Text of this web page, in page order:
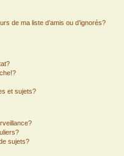
de ma liste d’amis ou d’ignorés?
et sujets?
sujets?